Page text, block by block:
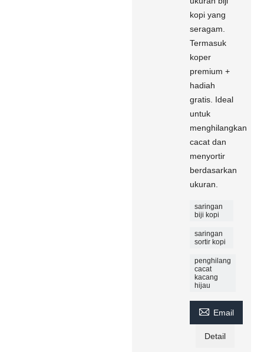
kopi yang
seragam.
Termasuk
koper
premium +
hadiah
gratis. Ideal
untuk
menghilangkan
cacat dan
menyortir
berdasarkan
ukuran.
saringan
biji kopi
saringan
sortir kopi
penghilang
cacat
kacang
hijau
 Email
Detail